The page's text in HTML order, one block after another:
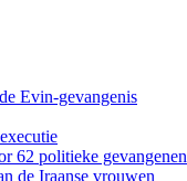
Evin-gevangenis
62 politieke gevangenen
de Iraanse vrouwen